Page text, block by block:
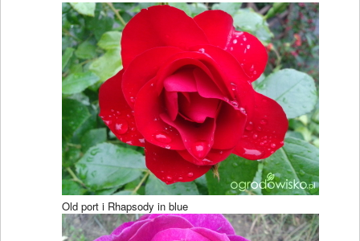
Old port i Rhapsody in blue